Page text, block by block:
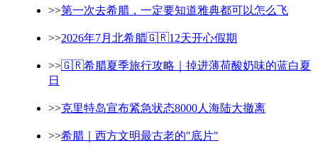
>>第一次去希腊，一定要知道雅典都可以怎么飞
>>2026年7月北希腊🇬🇷12天开心假期
>>🇬🇷希腊夏季旅行攻略｜掉进薄荷酸奶味的蓝白夏
日
>>克里特岛宣布紧急状态8000人海陆大撤离
>>希腊｜西方文明最古老的"底片"